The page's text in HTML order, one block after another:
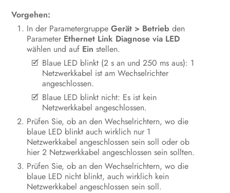
Vorgehen:
In der ParametergruppeGerät > Betrieb den
Parameter Ethernet Link Diagnose via LED
wählen und auf Ein stellen.
Blaue LED blinkt (2 s an und 250 ms aus): 1
Netzwerkkabel ist am Wechselrichter
angeschlossen.
Blaue LED blinkt nicht: Es ist kein
Netzwerkkabel angeschlossen.
Prüfen Sie, ob an den Wechselrichtern, wo die
blaue LED blinkt auch wirklich nur 1
Netzwerkkabel angeschlossen sein soll oder ob
hier 2 Netzwerkkabel angeschlossen sein sollten.
Prüfen Sie, ob an den Wechselrichtern, wo die
blaue LED nicht blinkt, auch wirklich kein
Netzwerkkabel angeschlossen sein soll.
Kontakt
EU-Konformitätserklärung